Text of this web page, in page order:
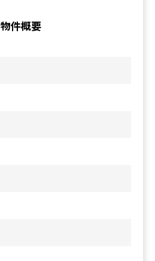
物件概要